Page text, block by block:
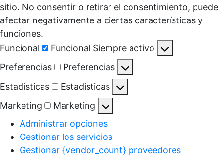
sitio. No consentir o retirar el consentimiento, puede
afectar negativamente a ciertas características y
funciones.
Funcional
Funcional Siempre activo
Preferencias
Preferencias
Estadísticas
Estadísticas
Marketing
Marketing
Administrar opciones
Gestionar los servicios
Gestionar {vendor_count} proveedores